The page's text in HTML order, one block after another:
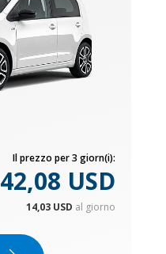
Il prezzo per 3 giorn(i):
42,08 USD
14,03 USD al giorno